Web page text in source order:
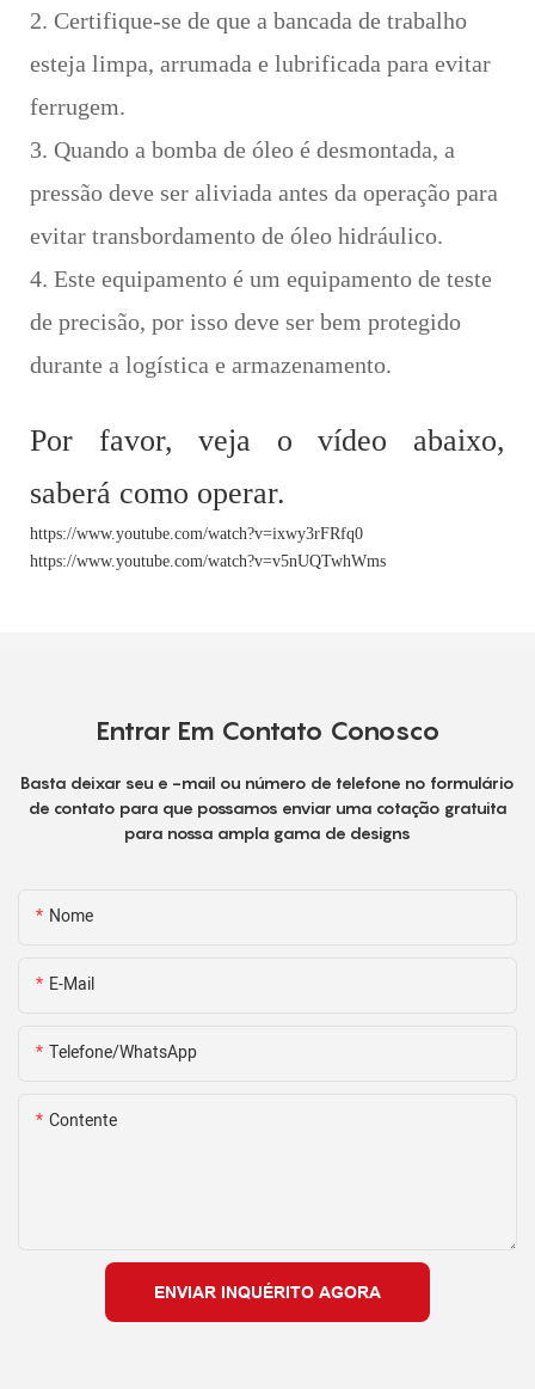
2. Certifique-se de que a bancada de trabalho
esteja limpa, arrumada e lubrificada para evitar
ferrugem.
3. Quando a bomba de óleo é desmontada, a
pressão deve ser aliviada antes da operação para
evitar transbordamento de óleo hidráulico.
4. Este equipamento é um equipamento de teste
de precisão, por isso deve ser bem protegido
durante a logística e armazenamento.
Por favor, veja o vídeo abaixo,
saberá como operar.
https://www.youtube.com/watch?v=ixwy3rFRfq0
https://www.youtube.com/watch?v=v5nUQTwhWms
Entrar Em Contato Conosco
Basta deixar seu e -mail ou número de telefone no formulário
de contato para que possamos enviar uma cotação gratuita
para nossa ampla gama de designs
Nome
E-Mail
Telefone/WhatsApp
Contente
ENVIAR INQUÉRITO AGORA